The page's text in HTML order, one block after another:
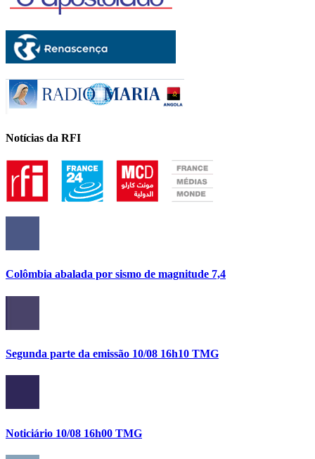
Notícias da RFI
Colômbia abalada por sismo de magnitude 7,4
Segunda parte da emissão 10/08 16h10 TMG
Noticiário 10/08 16h00 TMG